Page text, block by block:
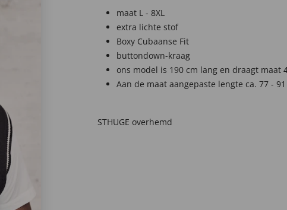
maat L - 8XL
extra lichte stof
Boxy Cubaanse Fit
buttondown-kraag
ons model is 190 cm lang en draagt maat
Aan de maat aangepaste lengte ca. 77 -
STHUGE overhemd